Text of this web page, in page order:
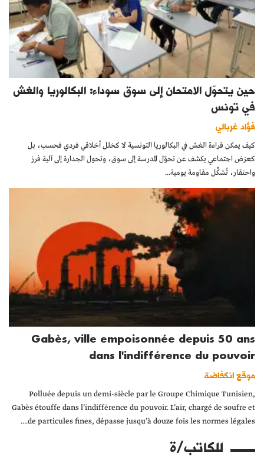
حين يتحوّل الامتحان إلى سوق سوداء: البكالوريا والغش
في تونس
فؤاد غربالي
كيف يمكن قراءة الغش في البكالوريا التونسية لا كخلل أخلاقي فردي فحسب، بل
كعرَض اجتماعي يكشف عن تحوّل المدرسة إلى سوق، وتحول الجدارة إلى آلية فرز
واحتقار، تُشكِّل مقاومة يومية...
Gabès, ville empoisonnée depuis 50 ans
dans l'indifférence du pouvoir
موقع انكفاضة
Polluée depuis un demi-siècle par le Groupe Chimique Tunisien,
Gabès étouffe dans l’indifférence du pouvoir. L’air, chargé de soufre et
de particules fines, dépasse jusqu’à douze fois les normes légales....
للكاتب/ة